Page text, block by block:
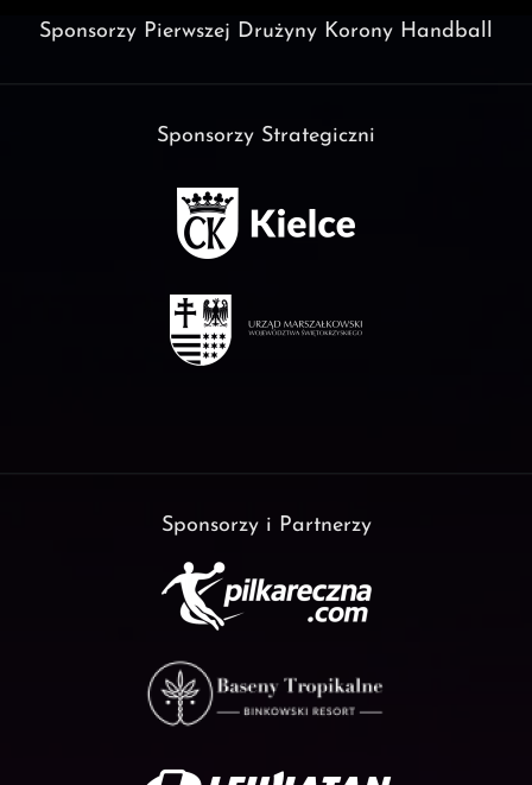
Sponsorzy Pierwszej Drużyny Korony Handball
Sponsorzy Strategiczni
Sponsorzy i Partnerzy